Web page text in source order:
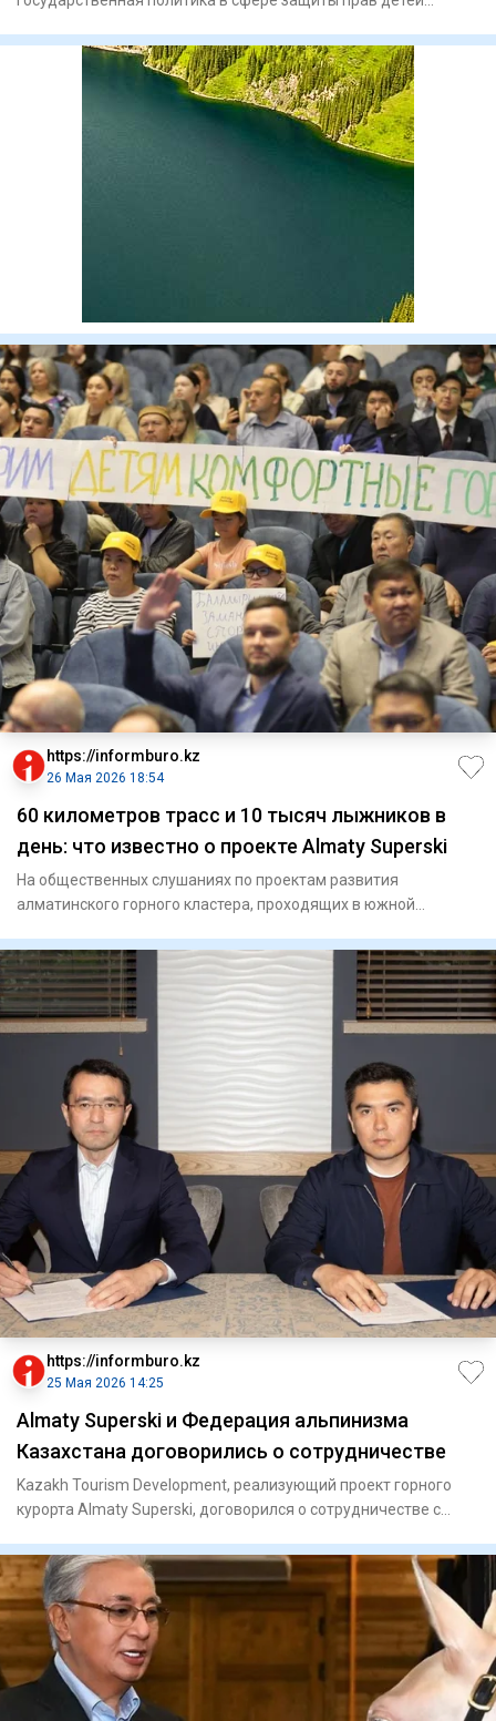
https://informburo.kz
26 Мая 2026 18:54
60 километров трасс и 10 тысяч лыжников в
день: что известно о проекте Almaty Superski
На общественных слушаниях по проектам развития
алматинского горного кластера, проходящих в южной
https://informburo.kz
25 Мая 2026 14:25
Almaty Superski и Федерация альпинизма
Казахстана договорились о сотрудничестве
Kazakh Tourism Development, реализующий проект горного
курорта Almaty Superski, договорился о сотрудничестве с